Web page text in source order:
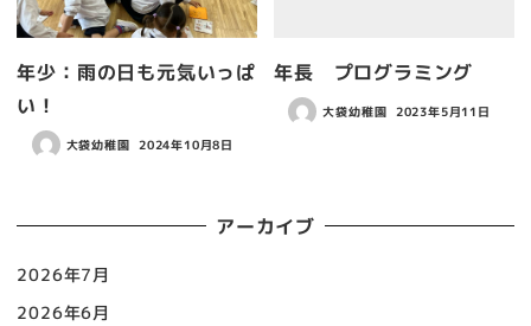
年少：雨の日も元気いっぱ
い！
大袋幼稚園 2024年10月8日
年長 プログラミング
大袋幼稚園 2023年5月11日
アーカイブ
2026年7月
2026年6月